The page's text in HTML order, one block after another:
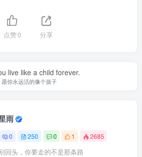
点赞0 分享
live like a child forever.
愿你永远活的像个孩子
雨
0 250 0 1 2685
回头，你要走的不是那条路